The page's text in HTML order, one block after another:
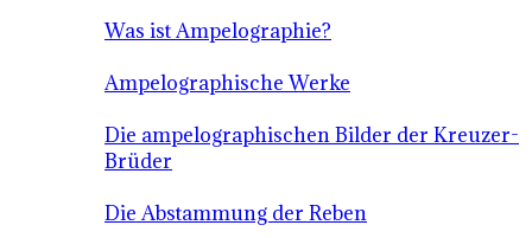
Was ist Ampelographie?
Ampelographische Werke
Die ampelographischen Bilder der Kreuzer-
Brüder
Die Abstammung der Reben